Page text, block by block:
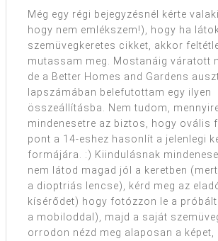
Még egy régi bejegyzésnél kérte
hogy nem emlékszem!), hogy ha
szemüvegkeretes cikket, akkor
mutassam meg. Mostanáig váratott
de a Better Homes and Gardens
lapszámában belefutottam egy ilyen
összeállításba. Nem tudom,
mindenesetre az biztos, hogy ovális
pont a 14-eshez hasonlít a jelenlegi
formájára. :) Kiindulásnak
nem látod magad jól a keretben
a dioptriás lencse), kérd meg az
kísérődet) hogy fotózzon le a próbált
a mobiloddal), majd a saját
orrodon nézd meg alaposan a képet,